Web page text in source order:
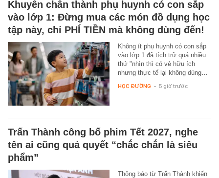
Khuyên chân thành phụ huynh có con sắp
vào lớp 1: Đừng mua các món đồ dụng học
tập này, chỉ PHÍ TIỀN mà không dùng đến!
Không ít phụ huynh có con sắp
vào lớp 1 đã tích trữ quá nhiều
thứ "nhìn thì có vẻ hữu ích
nhưng thực tế lại không dùng…
HỌC ĐƯỜNG - 5 giờ trước
Trấn Thành công bố phim Tết 2027, nghe
tên ai cũng quả quyết “chắc chắn là siêu
phẩm”
Thông báo từ Trấn Thành khiến